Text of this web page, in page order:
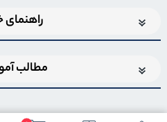
راهنمای
مطالب